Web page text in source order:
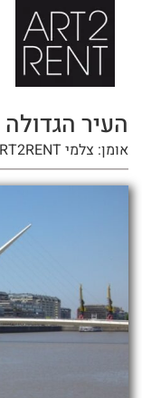
העיר הגדולה
אומן: צלמי ART2RENT